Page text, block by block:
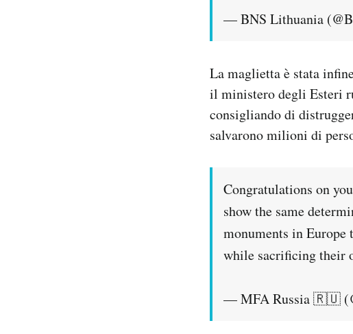
— BNS Lithuania
La maglietta è stata
il ministero degli Esteri
consigliando di
salvarono milioni di
Congratulations on
show the same
monuments in
while sacrificing their
— MFA Russia 🇷🇺